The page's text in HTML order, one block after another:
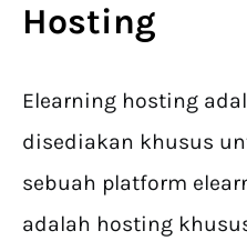
Hosting
Elearning hosting
disediakan khusus
sebuah platform
adalah hosting